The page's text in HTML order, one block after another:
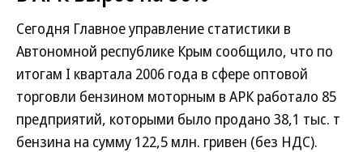
Сегодня Главное управление статистики в
Автономной республике Крым сообщило, что по
итогам І квартала 2006 года в сфере оптовой
торговли бензином моторным в АРК работало 85
предприятий, которыми было продано 38,1 тыс. т
бензина на сумму 122,5 млн. гривен (без НДС).